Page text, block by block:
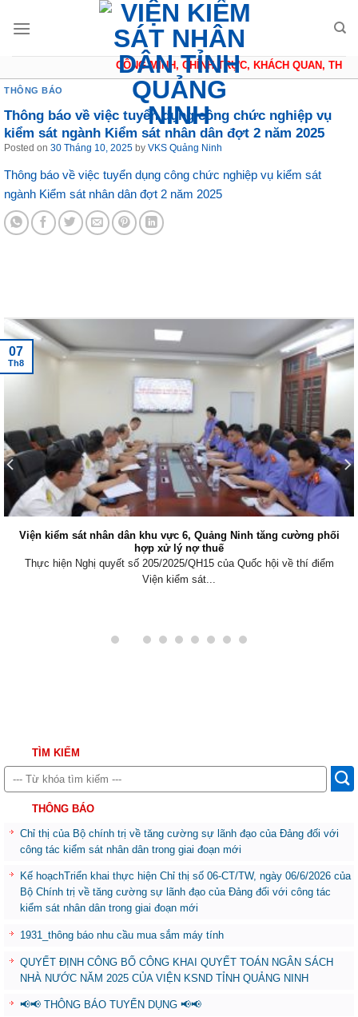
CÔNG MINH, CHÍNH TRỰC, KHÁCH QUAN, THẬN
THÔNG BÁO
Thông báo về việc tuyển dụng công chức nghiệp vụ
kiểm sát ngành Kiểm sát nhân dân đợt 2 năm 2025
Posted on 30 Tháng 10, 2025 by VKS Quảng Ninh
Thông báo về việc tuyển dụng công chức nghiệp vụ kiểm sát
ngành Kiểm sát nhân dân đợt 2 năm 2025
Viện kiểm sát nhân dân khu vực 6, Quảng Ninh tăng cường phối
hợp xử lý nợ thuế
Thực hiện Nghị quyết số 205/2025/QH15 của Quốc hội về thí điểm
Viện kiểm sát...
07
Th8
TÌM KIẾM
THÔNG BÁO
Chỉ thị của Bộ chính trị về tăng cường sự lãnh đạo của Đảng đối với
công tác kiểm sát nhân dân trong giai đoạn mới
Kế hoạchTriển khai thực hiện Chỉ thị số 06-CT/TW, ngày 06/6/2026 của
Bộ Chính trị về tăng cường sự lãnh đạo của Đảng đối với công tác
kiểm sát nhân dân trong giai đoạn mới
1931_thông báo nhu cầu mua sắm máy tính
QUYẾT ĐỊNH CÔNG BỐ CÔNG KHAI QUYẾT TOÁN NGÂN SÁCH
NHÀ NƯỚC NĂM 2025 CỦA VIỆN KSND TỈNH QUẢNG NINH
📢📢 THÔNG BÁO TUYỂN DỤNG 📢📢